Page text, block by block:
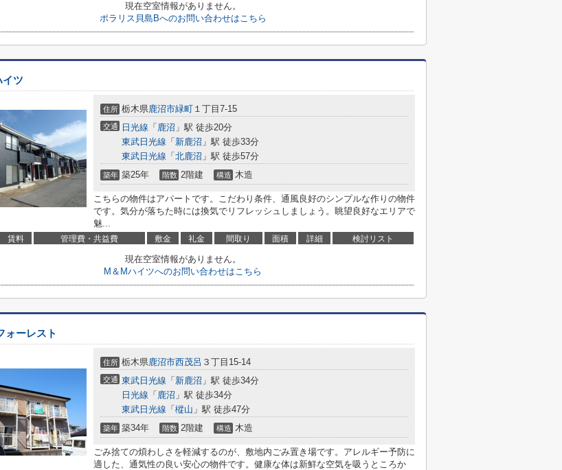
現在空室情報がありません。
ポラリス貝島Bへのお問い合わせはこちら
イツ
住所 栃木県鹿沼市緑町 １丁目7-15
交通 日光線 「 鹿沼 」駅 徒歩20分
東武日光線 「 新鹿沼 」駅 徒歩33分
東武日光線 「 北鹿沼 」駅 徒歩57分
築年 築25年 階数 2階建 構造 木造
こちらの物件はアパートです。こだわり条件、通風良好のシンプルな作りの物件
です。気分が落ちた時には換気でリフレッシュしましょう。眺望良好なエリアで
魅...
賃料 管理費・共益費 敷金 礼金 間取り 面積 詳細 検討リスト
現在空室情報がありません。
M＆Mハイツへのお問い合わせはこちら
ォーレスト
住所 栃木県鹿沼市西茂呂 ３丁目15-14
交通 東武日光線 「 新鹿沼 」駅 徒歩34分
日光線 「 鹿沼 」駅 徒歩34分
東武日光線 「 樅山 」駅 徒歩47分
築年 築34年 階数 2階建 構造 木造
ごみ捨ての煩わしさを軽減するのが、敷地内ごみ置き場です。アレルギー予防に
適した、通気性の良い安心の物件です。健康な体は新鮮な空気を吸うところか